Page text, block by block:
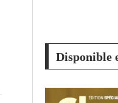
Disponible